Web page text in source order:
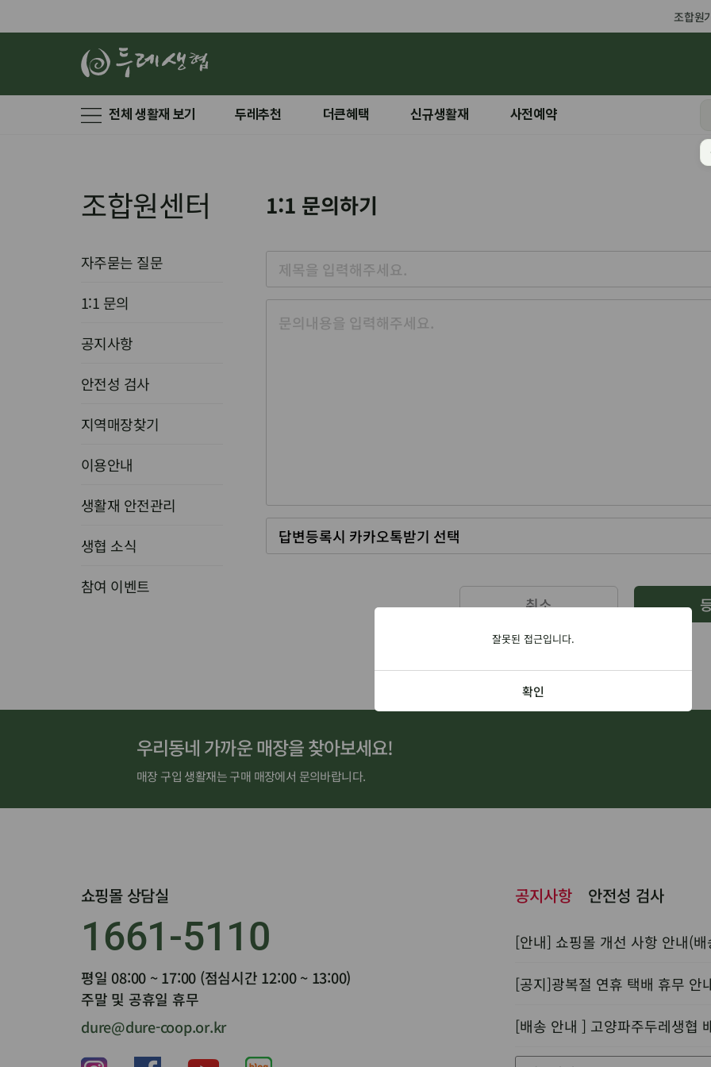
잘못된 접근입니다.
확인
조합원
전체 생활재 보기 두레추천 더큰혜택 신규생활재 사전예약
조합원센터
자주묻는 질문
1:1 문의
공지사항
안전성 검사
지역매장찾기
이용안내
생활재 안전관리
생협 소식
참여 이벤트
1:1 문의하기
취소
우리동네 가까운 매장을 찾아보세요!
매장 구입 생활재는 구매 매장에서 문의바랍니다.
쇼핑몰 상담실
1661-5110
평일 08:00 ~ 17:00 (점심시간 12:00 ~ 13:00)
주말 및 공휴일 휴무
dure@dure-coop.or.kr
공지사항 안전성 검사
[안내] 쇼핑몰 개선 사항 안내(
[공지]광복절 연휴 택배 휴무 안
[배송 안내 ] 고양파주두레생협